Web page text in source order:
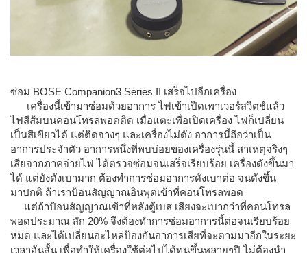
ซ่อม BOSE Companion3 Series II เสร็จไปอีกเครื่อง
เครื่องนี้เข้ามาซ่อมด้วยอาการ ไฟเข้าเปิดเพาเวอร์สวิตช์แล้ว
ไฟสีส้มบนคอนโทรลพอดติด เมื่อแตะเพื่อเปิดเครื่อง ไฟก็เปลี่ยน
เป็นสีเขียวได้ แต่ติดจางๆ และเครื่องไม่ดัง อาการนี้ถือว่าเป็น
อาการประจำตัว อาการหนึ่งที่พบบ่อยของเครื่องรุ่นนี้ สาเหตุจริงๆ
เสียจากภาคจ่ายไฟ ได้ตรวจซ่อมจนเสร็จเรียบร้อย เครื่องดังขึ้นมา
ได้ แต่ยังดังเบามาก ต้องทำการซ่อมอาการดังเบาต่อ จนดังขึ้น
มาปกติ ถ้าเราป้อนสัญญาณอินพุตเข้าที่คอนโทรลพอด
แต่ถ้าป้อนสัญญาณเข้าที่หลังตู้เบส เสียงจะเบากว่าที่คอนโทรล
พอดประมาณ สัก 20% จึงต้องทำการซ่อมอาการนี้ต่อจนเรียบร้อย
หมด และได้เปลี่ยนอะไหล่ป้องกันอาการเสียที่จะตามมาอีกในระยะ
เวลาอันสั้น เพื่อทำให้เครื่องใช้ต่อไปได้ทนขึ้นหลายๆปี ไม่ต้องนำ